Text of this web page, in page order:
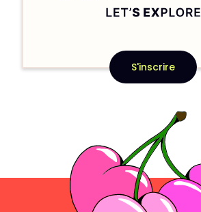
S'inscrire